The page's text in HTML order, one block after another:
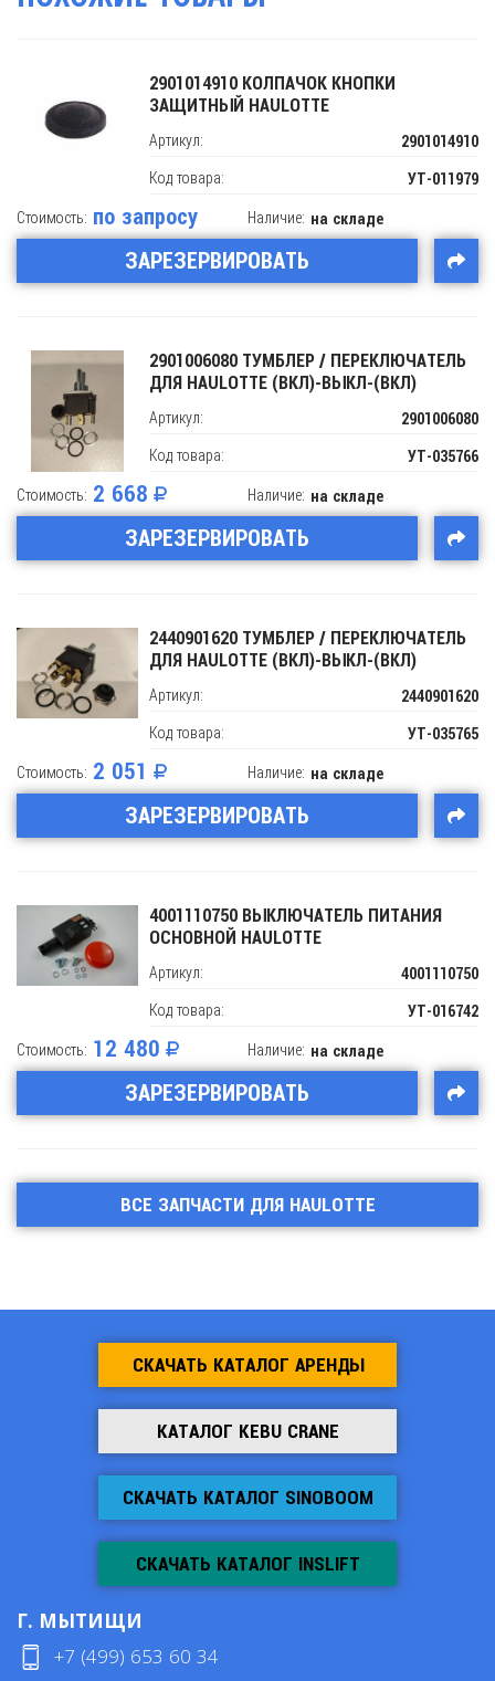
2901014910 КОЛПАЧОК КНОПКИ
ЗАЩИТНЫЙ HAULOTTE
Артикул:
2901014910
Код товара: УТ-011979
Стоимость: по запросу
ЗАРЕЗЕРВИРОВАТЬ
Наличие: на складе
2901006080 ТУМБЛЕР / ПЕРЕКЛЮЧАТЕЛЬ
ДЛЯ HAULOTTE (ВКЛ)-ВЫКЛ-(ВКЛ)
Артикул:
2901006080
Код товара: УТ-035766
Стоимость: 2 668
ЗАРЕЗЕРВИРОВАТЬ
Наличие: на складе
2440901620 ТУМБЛЕР / ПЕРЕКЛЮЧАТЕЛЬ
ДЛЯ HAULOTTE (ВКЛ)-ВЫКЛ-(ВКЛ)
Артикул:
2440901620
Код товара: УТ-035765
Стоимость: 2 051
ЗАРЕЗЕРВИРОВАТЬ
Наличие: на складе
4001110750 ВЫКЛЮЧАТЕЛЬ ПИТАНИЯ
ОСНОВНОЙ HAULOTTE
Артикул:
4001110750
Код товара: УТ-016742
Стоимость: 12 480
ЗАРЕЗЕРВИРОВАТЬ
Наличие: на складе
ВСЕ ЗАПЧАСТИ ДЛЯ HAULOTTE
СКАЧАТЬ КАТАЛОГ АРЕНДЫ
КАТАЛОГ KEBU CRANE
СКАЧАТЬ КАТАЛОГ SINOBOOM
СКАЧАТЬ КАТАЛОГ INSLIFT
Г. МЫТИЩИ
+7 (499) 653 60 34